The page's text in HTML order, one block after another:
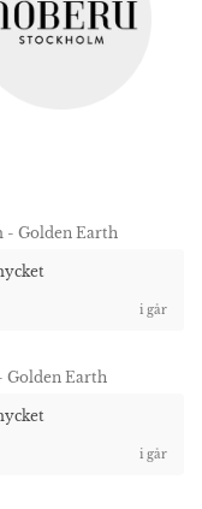
- Golden Earth
i går
Golden Earth
i går